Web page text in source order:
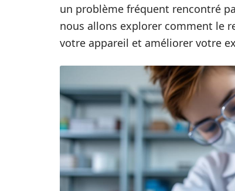
un problème fréquent rencontré
nous allons explorer comment le
votre appareil et améliorer votre